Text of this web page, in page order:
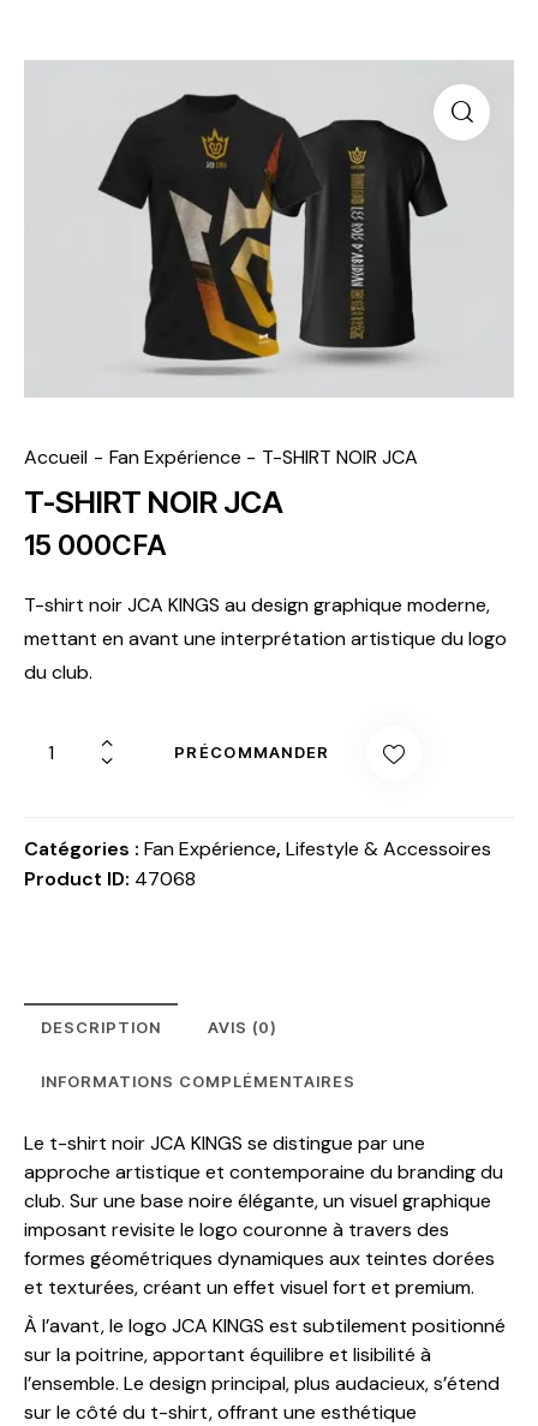
Accueil ​Fan Expérience T-SHIRT NOIR JCA
T-SHIRT NOIR JCA
15 000CFA
T-shirt noir JCA KINGS au design graphique moderne,
mettant en avant une interprétation artistique du logo
du club.
PRÉCOMMANDER
Catégories : ​Fan Expérience, Lifestyle & Accessoires
Product ID: 47068
DESCRIPTION AVIS (0)
INFORMATIONS COMPLÉMENTAIRES
Le t-shirt noir JCA KINGS se distingue par une
approche artistique et contemporaine du branding du
club. Sur une base noire élégante, un visuel graphique
imposant revisite le logo couronne à travers des
formes géométriques dynamiques aux teintes dorées
et texturées, créant un effet visuel fort et premium.
À l’avant, le logo JCA KINGS est subtilement positionné
sur la poitrine, apportant équilibre et lisibilité à
l’ensemble. Le design principal, plus audacieux, s’étend
sur le côté du t-shirt, offrant une esthétique